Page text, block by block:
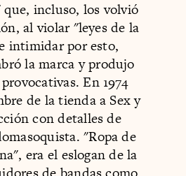
incluso, los volvió
al violar "leyes de la
intimidar por esto,
la marca y produjo
En 1974
de la tienda a Sex y
con detalles de
"Ropa de
era el eslogan de la